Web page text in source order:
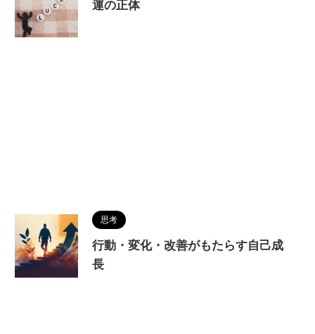
運の正体
思考
行動・変化・改善がもたらす自己成
長